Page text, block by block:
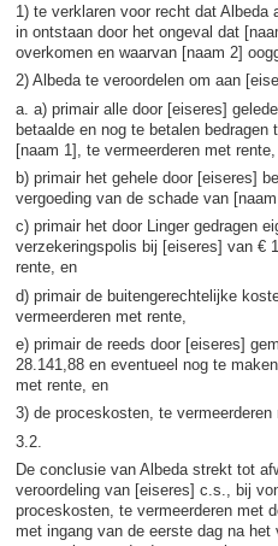
1) te verklaren voor recht dat
in ontstaan door het ongeval dat
overkomen en waarvan [naam 2]
2) Albeda te veroordelen om aan
a. a) primair alle door [eiseres]
betaalde en nog te betalen
[naam 1], te vermeerderen met
b) primair het gehele door [eiseres]
vergoeding van de schade van
c) primair het door Linger gedragen
verzekeringspolis bij [eiseres] van €
rente, en
d) primair de buitengerechtelijke
vermeerderen met rente,
e) primair de reeds door [eiseres]
28.141,88 en eventueel nog te
met rente, en
3) de proceskosten, te
3.2.
De conclusie van Albeda strekt tot
veroordeling van [eiseres] c.s., bij
proceskosten, te vermeerderen met
met ingang van de eerste dag na